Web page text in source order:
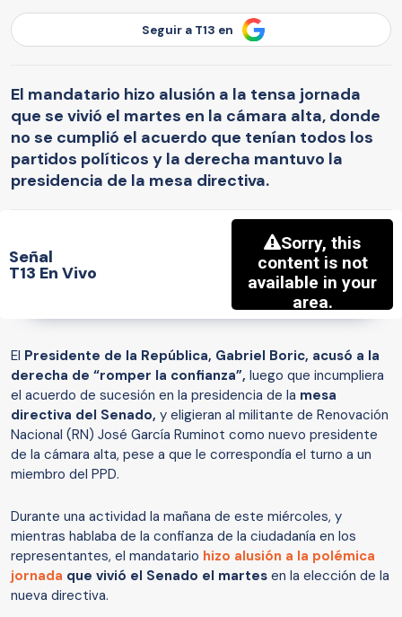
Seguir a T13 en
El mandatario hizo alusión a la tensa jornada
que se vivió el martes en la cámara alta, donde
no se cumplió el acuerdo que tenían todos los
partidos políticos y la derecha mantuvo la
presidencia de la mesa directiva.
Señal
T13 En Vivo
El Presidente de la República, Gabriel Boric, acusó a la
derecha de “romper la confianza”, luego que incumpliera
el acuerdo de sucesión en la presidencia de la mesa
directiva del Senado, y eligieran al militante de Renovación
Nacional (RN) José García Ruminot como nuevo presidente
de la cámara alta, pese a que le correspondía el turno a un
miembro del PPD.
Durante una actividad la mañana de este miércoles, y
mientras hablaba de la confianza de la ciudadanía en los
representantes, el mandatario hizo alusión a la polémica
jornada que vivió el Senado el martes en la elección de la
nueva directiva.